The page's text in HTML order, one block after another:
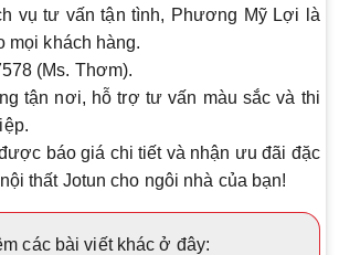
vụ tư vấn tận tình, Phương Mỹ Lợi là
mọi khách hàng.
(Ms. Thơm).
tận nơi, hỗ trợ tư vấn màu sắc và thi
báo giá chi tiết và nhận ưu đãi đặc
thất Jotun cho ngôi nhà của bạn!
các bài viết khác ở đây: